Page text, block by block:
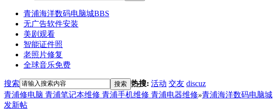
青浦海洋数码电脑城BBS
无广告软件安装
美剧观看
智能证件照
老照片修复
全球音乐免费
搜索 搜索 热搜: 活动 交友 discuz
青浦修电脑 青浦笔记本维修 青浦手机维修 青浦电器维修»青浦海洋数码电脑城
发新帖